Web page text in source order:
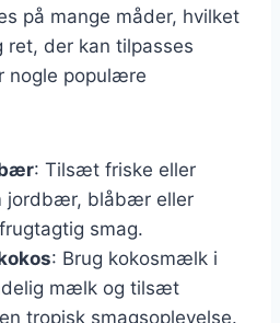
på mange måder, hvilket
ret, der kan tilpasses
nogle populære
: Tilsæt friske eller
jordbær, blåbær eller
smag.
: Brug kokosmælk i
mælk og tilsæt
tropisk smagsoplevelse.